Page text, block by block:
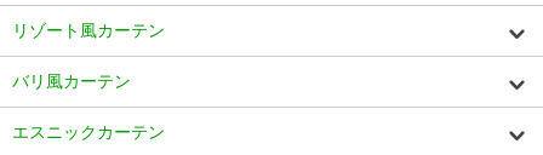
リゾート風カーテン
バリ風カーテン
エスニックカーテン